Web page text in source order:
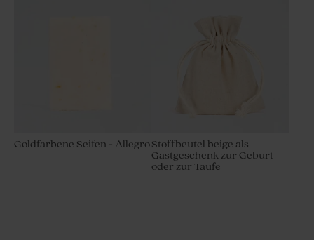
Goldfarbene Seifen - AllegroStoffbeutel beige als
Gastgeschenk zur Geburt
oder zur Taufe